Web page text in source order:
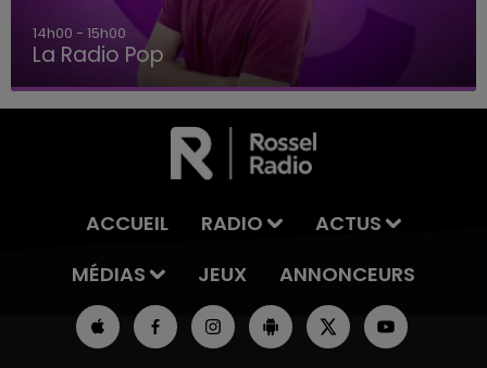
14h00 - 15h00
La Radio Pop
ACCUEIL RADIO
ACTUS
MÉDIAS
JEUX ANNONCEURS